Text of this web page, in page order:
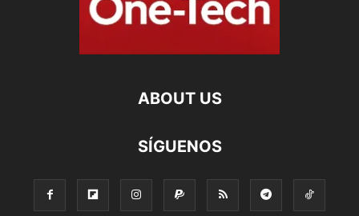
ABOUT US
SÍGUENOS